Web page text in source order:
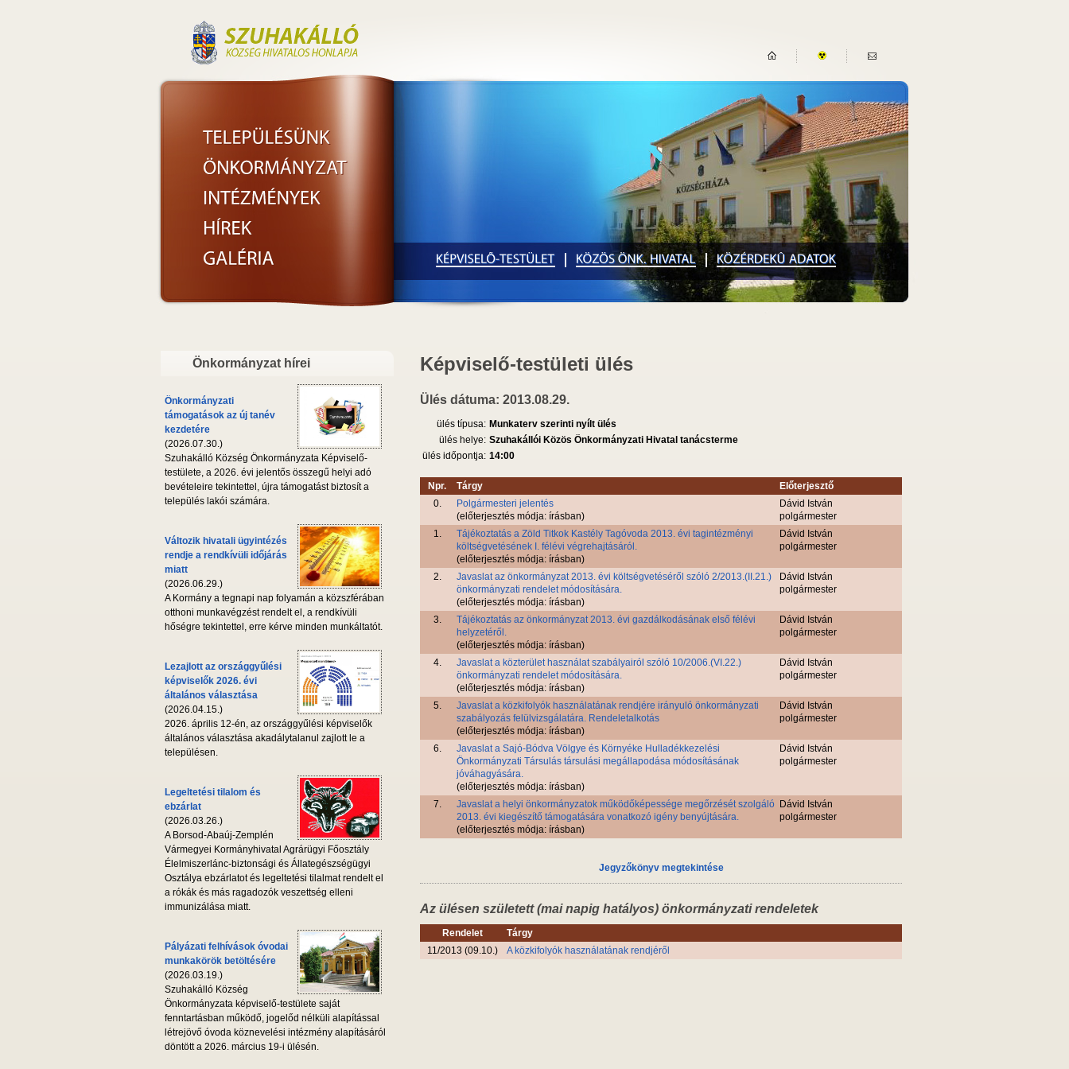
Önkormányzat hírei
Önkormányzati
támogatások az új tanév
kezdetére
(2026.07.30.)
Szuhakálló Község Önkormányzata Képviselő-
testülete, a 2026. évi jelentős összegű helyi adó
bevételeire tekintettel, újra támogatást biztosít a
település lakói számára.
Változik hivatali ügyintézés
rendje a rendkívüli időjárás
miatt
(2026.06.29.)
A Kormány a tegnapi nap folyamán a közszférában
otthoni munkavégzést rendelt el, a rendkívüli
hőségre tekintettel, erre kérve minden munkáltatót.
Lezajlott az országgyűlési
képviselők 2026. évi
általános választása
(2026.04.15.)
2026. április 12-én, az országgyűlési képviselők
általános választása akadálytalanul zajlott le a
településen.
Legeltetési tilalom és
ebzárlat
(2026.03.26.)
A Borsod-Abaúj-Zemplén
Vármegyei Kormányhivatal Agrárügyi Főosztály
Élelmiszerlánc-biztonsági és Állategészségügyi
Osztálya ebzárlatot és legeltetési tilalmat rendelt el
a rókák és más ragadozók veszettség elleni
immunizálása miatt.
Pályázati felhívások óvodai
munkakörök betöltésére
(2026.03.19.)
Szuhakálló Község
Önkormányzata képviselő-testülete saját
fenntartásban működő, jogelőd nélküli alapítással
létrejövő óvoda köznevelési intézmény alapításáról
döntött a 2026. március 19-i ülésén.
Képviselő-testületi ülés
Ülés dátuma: 2013.08.29.
ülés típusa: Munkaterv szerinti nyílt ülés
ülés helye: Szuhakállói Közös Önkormányzati Hivatal tanácsterme
ülés időpontja: 14:00
Npr. Tárgy
Előterjesztő
0.
Polgármesteri jelentés
(előterjesztés módja: írásban)
Dávid István
polgármester
1.
Tájékoztatás a Zöld Titkok Kastély Tagóvoda 2013. évi tagintézményi
költségvetésének I. félévi végrehajtásáról.
(előterjesztés módja: írásban)
Dávid István
polgármester
2.
Javaslat az önkormányzat 2013. évi költségvetéséről szóló 2/2013.(II.21.)
önkormányzati rendelet módosítására.
(előterjesztés módja: írásban)
Dávid István
polgármester
3.
Tájékoztatás az önkormányzat 2013. évi gazdálkodásának első félévi
helyzetéről.
(előterjesztés módja: írásban)
Dávid István
polgármester
4.
Javaslat a közterület használat szabályairól szóló 10/2006.(VI.22.)
önkormányzati rendelet módosítására.
(előterjesztés módja: írásban)
Dávid István
polgármester
5.
Javaslat a közkifolyók használatának rendjére irányuló önkormányzati
szabályozás felülvizsgálatára. Rendeletalkotás
(előterjesztés módja: írásban)
Dávid István
polgármester
6.
Javaslat a Sajó-Bódva Völgye és Környéke Hulladékkezelési
Önkormányzati Társulás társulási megállapodása módosításának
jóváhagyására.
(előterjesztés módja: írásban)
Dávid István
polgármester
7.
Javaslat a helyi önkormányzatok működőképessége megőrzését szolgáló
2013. évi kiegészítő támogatására vonatkozó igény benyújtására.
(előterjesztés módja: írásban)
Dávid István
polgármester
Jegyzőkönyv megtekintése
Az ülésen született (mai napig hatályos) önkormányzati rendeletek
Rendelet
Tárgy
11/2013 (09.10.)
A közkifolyók használatának rendjéről